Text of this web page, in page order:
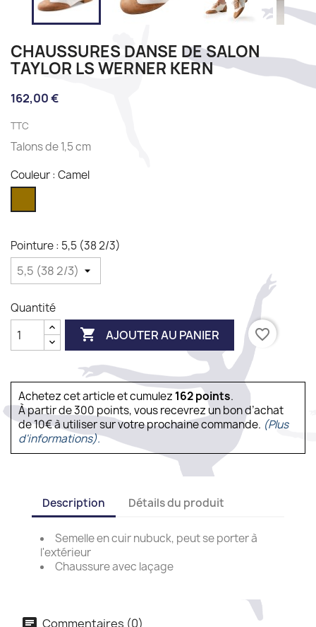
CHAUSSURES DANSE DE SALON
TAYLOR LS WERNER KERN
162,00 €
TTC
Talons de 1,5 cm
Couleur : Camel
Pointure : 5,5 (38 2/3)
Quantité
 AJOUTER AU PANIER favorite_border
Achetez cet article et cumulez 162points.
À partir de 300 points, vous recevrez un bon d’achat
de 10€ à utiliser sur votre prochaine commande. (Plus
d'informations).
Description Détails du produit
Semelle en cuir nubuck, peut se porter à
l'extérieur
Chaussure avec laçage
Commentaires (0)